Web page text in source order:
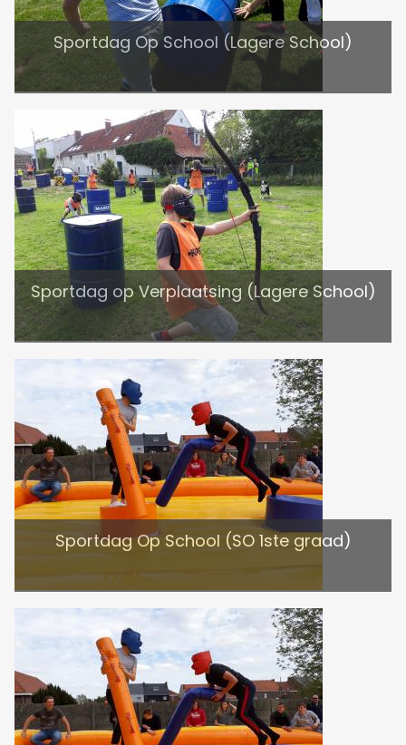
Sportdag Op School (Lagere School)
Sportdag op Verplaatsing (Lagere School)
Sportdag Op School (SO 1ste graad)